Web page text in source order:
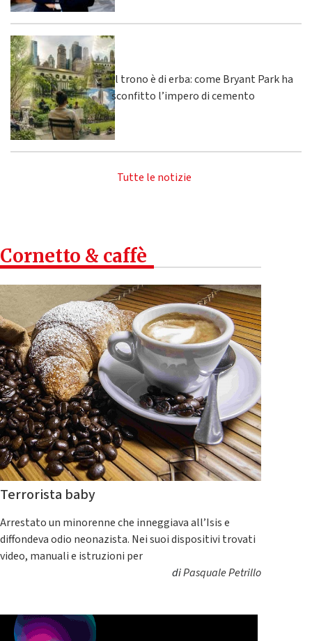
Il trono è di erba: come Bryant Park ha
sconfitto l’impero di cemento
Tutte le notizie
Cornetto & caffè
Terrorista baby
Arrestato un minorenne che inneggiava all’Isis e
diffondeva odio neonazista. Nei suoi dispositivi trovati
video, manuali e istruzioni per
diPasquale Petrillo